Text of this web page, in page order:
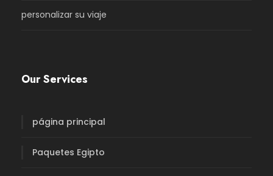
personalizar su viaje
Our Services
página principal
Paquetes Egipto